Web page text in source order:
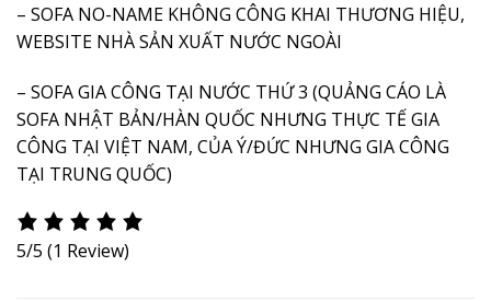
– SOFA NO-NAME KHÔNG CÔNG KHAI THƯƠNG HIỆU,
WEBSITE NHÀ SẢN XUẤT NƯỚC NGOÀI
– SOFA GIA CÔNG TẠI NƯỚC THỨ 3 (QUẢNG CÁO LÀ
SOFA NHẬT BẢN/HÀN QUỐC NHƯNG THỰC TẾ GIA
CÔNG TẠI VIỆT NAM, CỦA Ý/ĐỨC NHƯNG GIA CÔNG
TẠI TRUNG QUỐC)
5/5 (1 Review)